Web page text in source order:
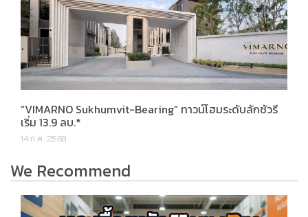
“VIMARNO Sukhumvit-Bearing” ทาวน์โฮมระดับลักชัวรี
เริ่ม 13.9 ลบ.*
14 ก.ค. 2569
We Recommend